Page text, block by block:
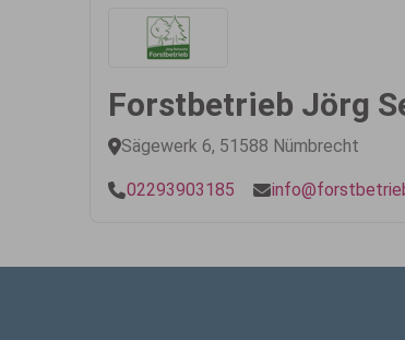
Forstbetrieb Jörg
Sägewerk 6, 51588 Nümbrecht
02293903185